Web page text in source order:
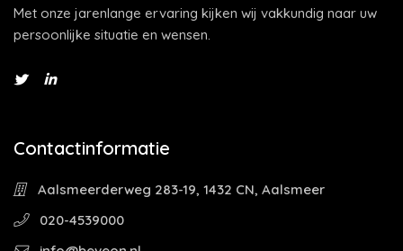
Met onze jarenlange ervaring kijken wij vakkundig naar uw
persoonlijke situatie en wensen.
Contactinformatie
Aalsmeerderweg 283-19, 1432 CN, Aalsmeer
020-4539000